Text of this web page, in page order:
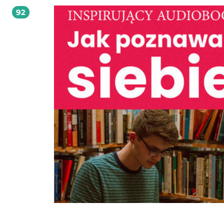
książki poprowadzi Cię krok po kroku i pomoże Ci rozpocząć praktykę
siebie. Książka Dagmary Gmitrzak Jak pokochać siebie różni się od jej wcześniejszych
publikacji przede wszystkim tym, że jest bardzo osobista. Przedstawia drogę
autorki ― i zaprasza inne kobiety, by, podobnie jak ona, uczyły się kochać
to właśnie kobiety wydają się mieć większy problem z przyznaniem sobie
miłości własnej. Dlaczego? Z poczucia winy ― bo to czysty egoizm. Z
samooceny ― bo nie zasługuję. A może z niewiedzy ― bo co to właściwie
Książka Dagmary Gmitrzak pozwala dotrzeć do źródła problemu, ale przede
wszystkim podpowiada, jak sobie z nim poradzić. Autorka poprzez osobiste
doświadczenia inspiruje do zmiany i poszukiwania drogi do miłości własnej.
bo jak napisał Jean-Jacques Rousseau, to ona każe nam zadbać o siebie, a
rozciągnięta na innych, staje się cnotą powszechną. Monika Stachura, redaktor
naczelna magazynu psychologicznego Sens Jakby Ci się żyło, gdybyś stała się swoją
najlepszą przyjaciółką i mogła na co dzień czerpać siłę i wsparcie z kobiecego
Praktyka miłości do siebie często bywa znacznie trudniejsza niż praktyka
głowie. Z mojego doświadczenia i obserwacji wynika również, że wiele
świadomych joginek nie czuje się zbyt dobrze z samą sobą. Do osobistych
które rzutują na słabą samoocenę, dochodzi pewnie środowisko kulturowe,
nie wypada mówić ani myśleć o sobie zbyt dobrze. A obezwładniające
"egoistka" może skutecznie powstrzymać kobietę przed dbaniem o swoje
ponieważ to potrzeby innych powinny być ważniejsze... Jak pokochać siebie jest
plastrem na duchowe rany i obolałe miejsca. Dobrze jest odpuścić i pozwolić,
Dagmara Gmitrzak nas poprowadziła. Trochę tak jak mądra siostra lub
plemiennej starszyzny. A będzie to podróż niezwykle interesująca i przyjemna,
podczas której zajmiemy się sobą całościowo. Samo sięgnięcie po tę książkę
aktem miłości. Tam jest energia. Warto ją przeczytać więcej niż raz.
będzie to niezwykle ożywcza lektura. Ania Nutan Chomczyk, nauczycielka jogi
92